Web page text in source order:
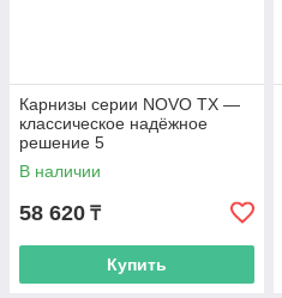
Карнизы серии NOVO TX —
классическое надёжное
решение 5
В наличии
58 620 ₸
Купить